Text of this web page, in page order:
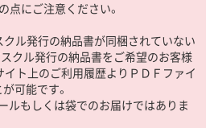
点にご注意ください。
クル発行の納品書が同梱されていない
クル発行の納品書をご希望のお客様
イト上のご利用履歴よりＰＤＦファイ
可能です。
ルもしくは袋でのお届けではありま